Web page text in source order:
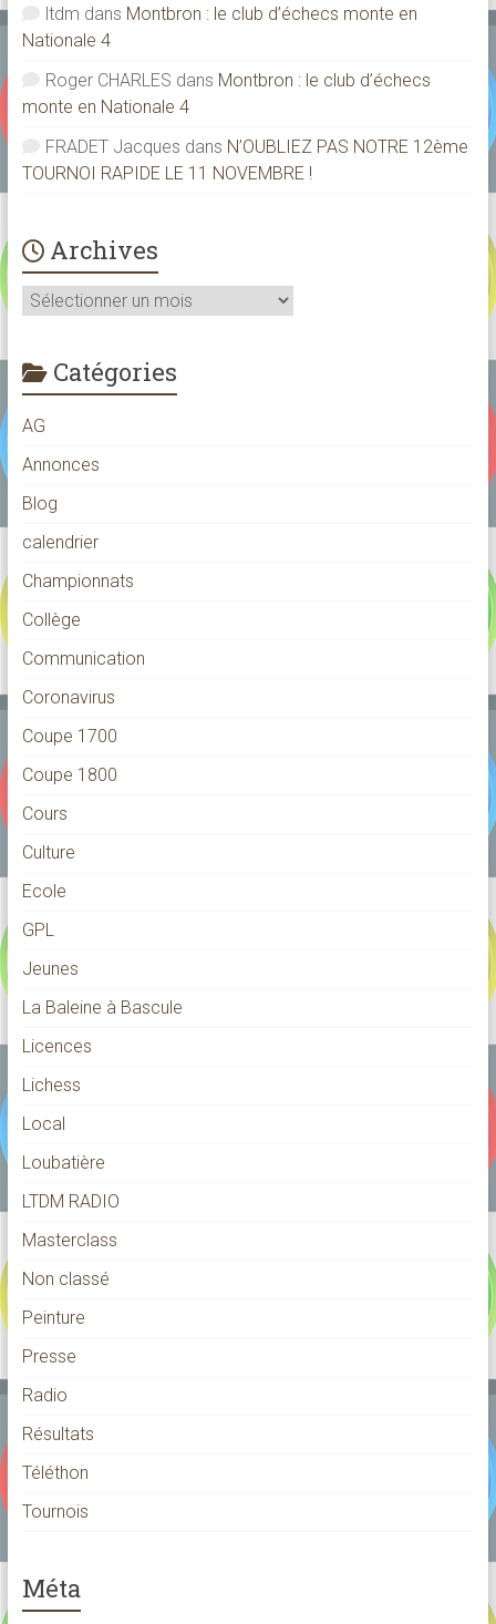
ltdm dans Montbron : le club d’échecs monte en
Nationale 4
Roger CHARLES dans Montbron : le club d’échecs
monte en Nationale 4
FRADET Jacques dans N’OUBLIEZ PAS NOTRE 12ème
TOURNOI RAPIDE LE 11 NOVEMBRE !
Archives
Archives
Catégories
AG
Annonces
Blog
calendrier
Championnats
Collège
Communication
Coronavirus
Coupe 1700
Coupe 1800
Cours
Culture
Ecole
GPL
Jeunes
La Baleine à Bascule
Licences
Lichess
Local
Loubatière
LTDM RADIO
Masterclass
Non classé
Peinture
Presse
Radio
Résultats
Téléthon
Tournois
Méta